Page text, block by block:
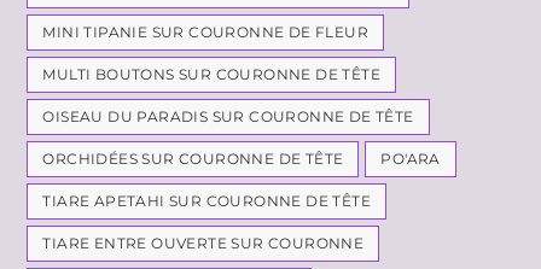
MINI TIPANIE SUR COURONNE DE FLEUR
MULTI BOUTONS SUR COURONNE DE TÊTE
OISEAU DU PARADIS SUR COURONNE DE TÊTE
ORCHIDÉES SUR COURONNE DE TÊTE PO'ARA
TIARE APETAHI SUR COURONNE DE TÊTE
TIARE ENTRE OUVERTE SUR COURONNE